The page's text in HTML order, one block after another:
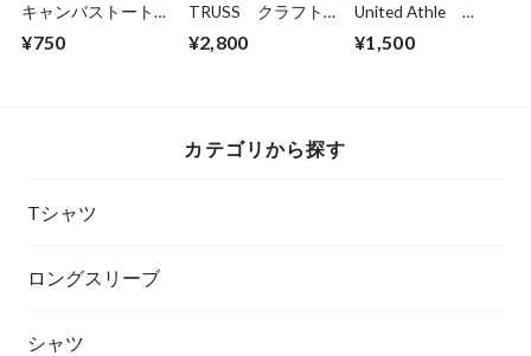
キャンバストート
S size (品番：778-
TCC)
¥750
TRUSS クラフト
ビッグトート (品
番：CBT-030)
¥2,800
United Athle
5011-01 5.6oz
ロングスリーブＴシ
¥1,500
カテゴリから探す
Tシャツ
ロングスリーブ
シャツ